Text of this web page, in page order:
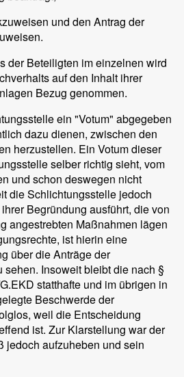
und den Antrag der
der Beteiligten im einzelnen wird
auf den Inhalt ihrer
Bezug genommen.
ein "Votum" abgegeben
dazu dienen, zwischen den
herzustellen. Ein Votum dieser
selber richtig sieht, vom
und schon deswegen nicht
die Schlichtungsstelle jedoch
Begründung ausführt, die von
angestrebten Maßnahmen lägen
ist hierin eine
über die Anträge der
sehen. Insoweit bleibt die nach §
statthafte und im übrigen in
Beschwerde der
weil die Entscheidung
ist. Zur Klarstellung war der
jedoch aufzuheben und sein